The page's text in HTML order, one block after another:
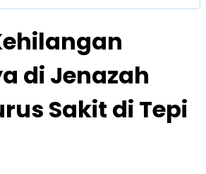
di Jenazah
Sakit di Tepi